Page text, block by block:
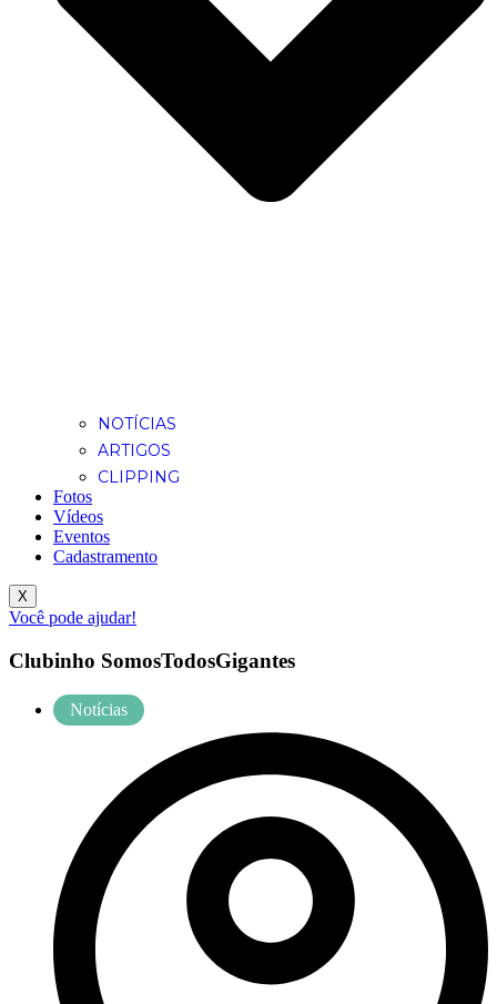
NOTÍCIAS
ARTIGOS
CLIPPING
Fotos
Vídeos
Eventos
Cadastramento
X
Você pode ajudar!
Clubinho SomosTodosGigantes
Notícias